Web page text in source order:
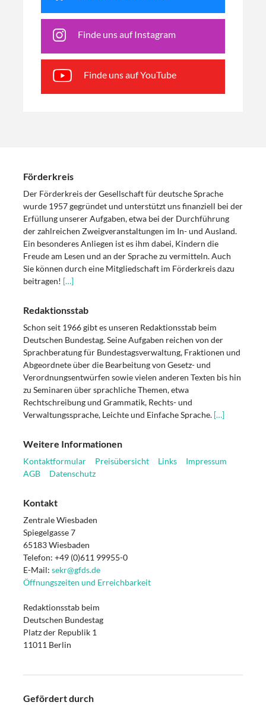
Finde uns auf Instagram
Finde uns auf YouTube
Förderkreis
Der Förderkreis der Gesellschaft für deutsche Sprache
wurde 1957 gegründet und unterstützt uns finanziell bei der
Erfüllung unserer Aufgaben, etwa bei der Durchführung
der zahlreichen Zweigveranstaltungen im In- und Ausland.
Ein besonderes Anliegen ist es ihm dabei, Kindern die
Freude am Lesen und an der Sprache zu vermitteln. Auch
Sie können durch eine Mitgliedschaft im Förderkreis dazu
beitragen! […]
Redaktionsstab
Schon seit 1966 gibt es unseren Redaktionsstab beim
Deutschen Bundestag. Seine Aufgaben reichen von der
Sprachberatung für Bundestagsverwaltung, Fraktionen und
Abgeordnete über die Bearbeitung von Gesetz- und
Verordnungsentwürfen sowie vielen anderen Texten bis hin
zu Seminaren über sprachliche Themen, etwa
Rechtschreibung und Grammatik, Rechts- und
Verwaltungssprache, Leichte und Einfache Sprache. […]
Weitere Informationen
Kontaktformular Preisübersicht Links
Impressum
AGB
Datenschutz
Kontakt
Zentrale Wiesbaden
Spiegelgasse 7
65183 Wiesbaden
Telefon: +49 (0)611 99955-0
E-Mail: sekr@gfds.de
Öffnungszeiten und Erreichbarkeit
Redaktionsstab beim
Deutschen Bundestag
Platz der Republik 1
11011 Berlin
Gefördert durch